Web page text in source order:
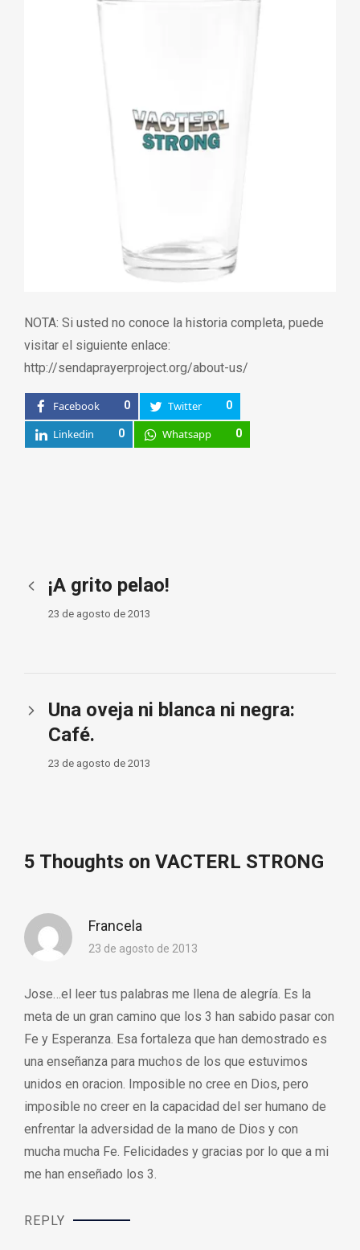
NOTA: Si usted no conoce la historia completa, puede
visitar el siguiente enlace:
http://sendaprayerproject.org/about-us/
Facebook 0 Twitter 0
Linkedin 0 Whatsapp 0
¡A grito pelao!
23 de agosto de 2013
Una oveja ni blanca ni negra:
Café.
23 de agosto de 2013
5 Thoughts on VACTERL STRONG
Francela
23 de agosto de 2013
Jose…el leer tus palabras me llena de alegría. Es la
meta de un gran camino que los 3 han sabido pasar con
Fe y Esperanza. Esa fortaleza que han demostrado es
una enseñanza para muchos de los que estuvimos
unidos en oracion. Imposible no cree en Dios, pero
imposible no creer en la capacidad del ser humano de
enfrentar la adversidad de la mano de Dios y con
mucha mucha Fe. Felicidades y gracias por lo que a mi
me han enseñado los 3.
REPLY